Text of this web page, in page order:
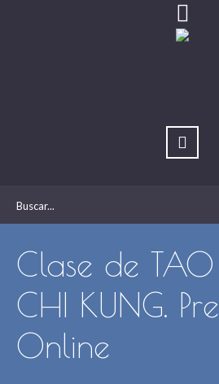
Clase de TAO
CHI KUNG.
Online